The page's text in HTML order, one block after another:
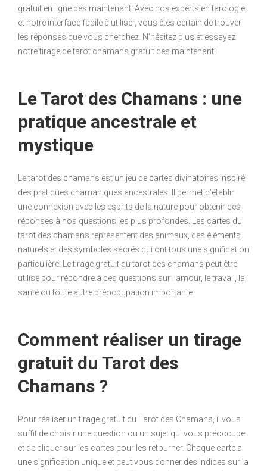
gratuit en ligne dès maintenant! Avec nos experts en tarologie
et notre interface facile à utiliser, vous êtes certain de trouver
les réponses que vous cherchez. N’hésitez plus et essayez
notre tirage de tarot chamans gratuit dès maintenant!
Le Tarot des Chamans : une
pratique ancestrale et
mystique
Le tarot des chamans est un jeu de cartes divinatoires inspiré
des pratiques chamaniques ancestrales. Il permet d’établir
une connexion avec les esprits de la nature pour obtenir des
réponses à nos questions les plus profondes. Les cartes du
tarot des chamans représentent des animaux, des éléments
naturels et des symboles sacrés qui ont tous une signification
particulière. Le tirage gratuit du tarot des chamans peut être
utilisé pour répondre à des questions sur l’amour, le travail, la
santé ou toute autre préoccupation importante.
Comment réaliser un tirage
gratuit du Tarot des
Chamans ?
Pour réaliser un tirage gratuit du Tarot des Chamans, il vous
suffit de choisir une question ou un sujet qui vous préoccupe
et de cliquer sur les cartes pour les retourner. Chaque carte a
une signification unique et peut vous donner des indices sur la